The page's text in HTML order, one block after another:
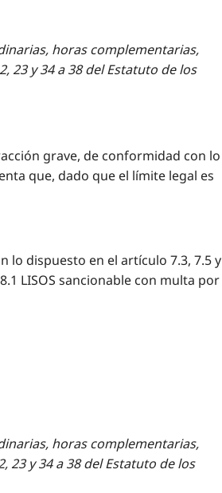
horas complementarias,
23 y 34 a 38 del Estatuto de los
grave, de conformidad con lo
que, dado que el límite legal es
lo dispuesto en el artículo 7.3, 7.5 y
LISOS sancionable con multa por
horas complementarias,
y 34 a 38 del Estatuto de los